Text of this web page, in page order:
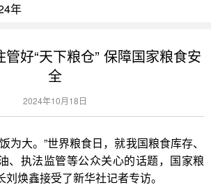
年
好“天下粮仓” 保障国家粮食安
全
2024年10月18日
为大。”世界粮食日，就我国粮食库存、
、执法监管等公众关心的话题，国家粮
焕鑫接受了新华社记者专访。